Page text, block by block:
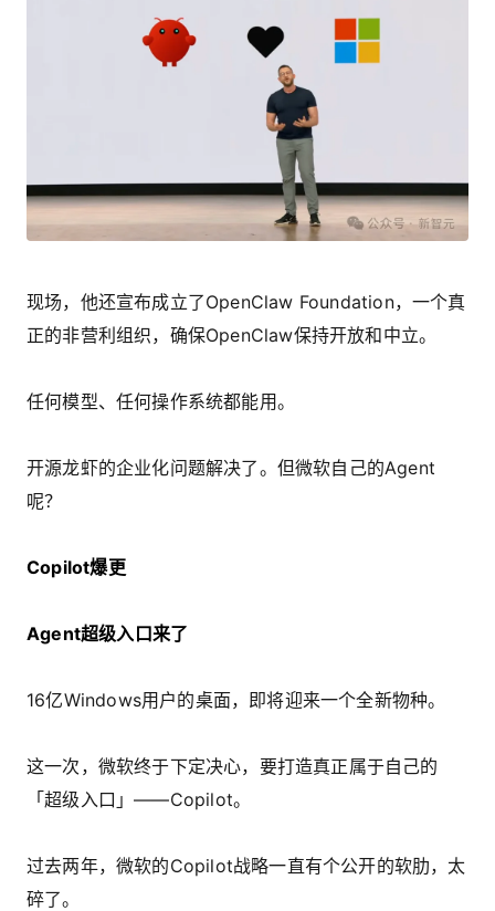
现场，他还宣布成立了OpenClaw Foundation，一个真
正的非营利组织，确保OpenClaw保持开放和中立。
任何模型、任何操作系统都能用。
开源龙虾的企业化问题解决了。但微软自己的Agent
呢？
Copilot爆更
Agent超级入口来了
16亿Windows用户的桌面，即将迎来一个全新物种。
这一次，微软终于下定决心，要打造真正属于自己的
「超级入口」——Copilot。
过去两年，微软的Copilot战略一直有个公开的软肋，太
碎了。